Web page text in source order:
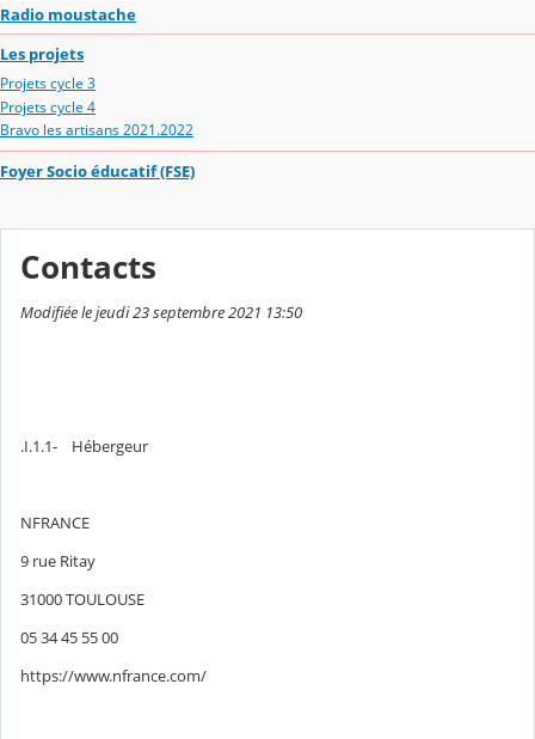
Radio moustache
Les projets
Projets cycle 3
Projets cycle 4
Bravo les artisans 2021.2022
Foyer Socio éducatif (FSE)
Contacts
Modifiée le jeudi 23 septembre 2021 13:50
.I.1.1- Hébergeur
NFRANCE
9 rue Ritay
31000 TOULOUSE
05 34 45 55 00
https://www.nfrance.com/